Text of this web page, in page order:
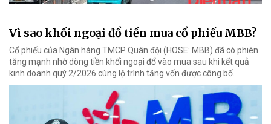
Vì sao khối ngoại đổ tiền mua cổ phiếu MBB?
Cổ phiếu của Ngân hàng TMCP Quân đội (HOSE: MBB) đã có phiên
tăng mạnh nhờ dòng tiền khối ngoại đổ vào mua sau khi kết quả
kinh doanh quý 2/2026 cùng lộ trình tăng vốn được công bố.